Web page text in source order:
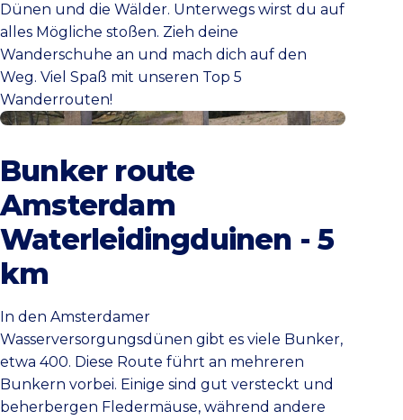
Dünen und die Wälder. Unterwegs wirst du auf
alles Mögliche stoßen. Zieh deine
Wanderschuhe an und mach dich auf den
Weg. Viel Spaß mit unseren Top 5
Wanderrouten!
Die Route anschauen
Bunker route
Amsterdam
Waterleidingduinen - 5
km
In den Amsterdamer
Wasserversorgungsdünen gibt es viele Bunker,
etwa 400. Diese Route führt an mehreren
Bunkern vorbei. Einige sind gut versteckt und
beherbergen Fledermäuse, während andere